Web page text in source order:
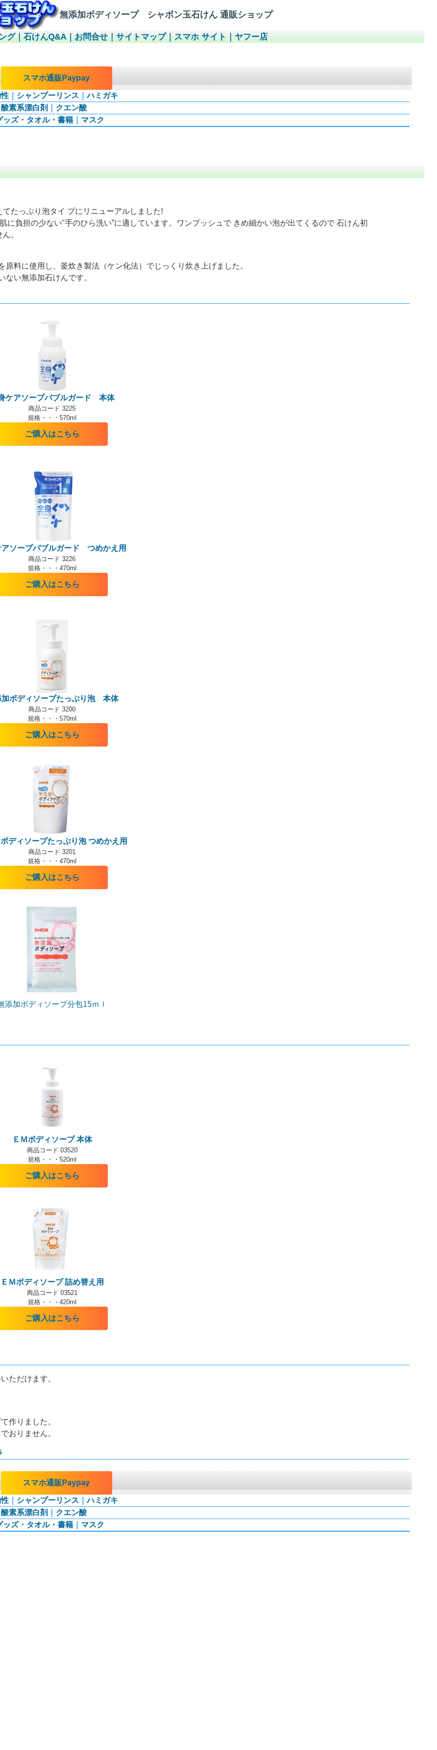
無添加ボディソープ シャボン玉石けん 通販ショップ
グ｜石けんQ&A｜お問合せ｜サイトマップ｜スマホ サイト｜ヤフー店
スマホ通販Paypay
｜ シャンプーリンス ｜ハミガキ
酸素系漂白剤
クエン酸
ッズ・タオル・書籍｜ マスク
たっぷり泡タイ プにリニューアルしました!
負担の少ない"手のひら洗い”に適しています。ワンプッシュで きめ細かい泡が出てくるので 石けん初
。
料に使用し、釜炊き製法（ケン化法）でじっくり炊き上げました。
い無添加石けんです。
ケアソープバブルガード 本体
商品コード 3225
規格・・・570ml
ご購入はこちら
アソープバブルガード つめかえ用
商品コード 3226
規格・・・470ml
ご購入はこちら
加ボディソープたっぷり泡 本体
商品コード 3200
規格・・・570ml
ご購入はこちら
ディソープたっぷり泡 つめかえ用
商品コード 3201
規格・・・470ml
ご購入はこちら
添加ボディソープ分包15ｍｌ
ＥＭボディソープ 本体
商品コード 03520
規格・・・520ml
ご購入はこちら
ＥＭボディソープ 詰め替え用
商品コード 03521
規格・・・420ml
ご購入はこちら
ただけます。
作りました。
おりません。
スマホ通販Paypay
｜ シャンプーリンス ｜ハミガキ
酸素系漂白剤
クエン酸
ッズ・タオル・書籍｜ マスク